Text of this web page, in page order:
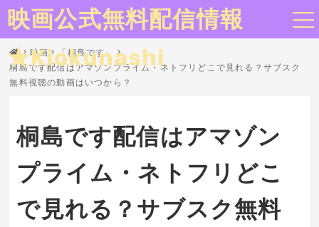
映画公式無料配信情報
★Kiokunashi
映画
「桐島です」
桐島です配信はアマゾンプライム・ネトフリどこで見れる？サブスク
無料視聴の動画はいつから？
桐島です配信はアマゾン
プライム・ネトフリどこ
で見れる？サブスク無料